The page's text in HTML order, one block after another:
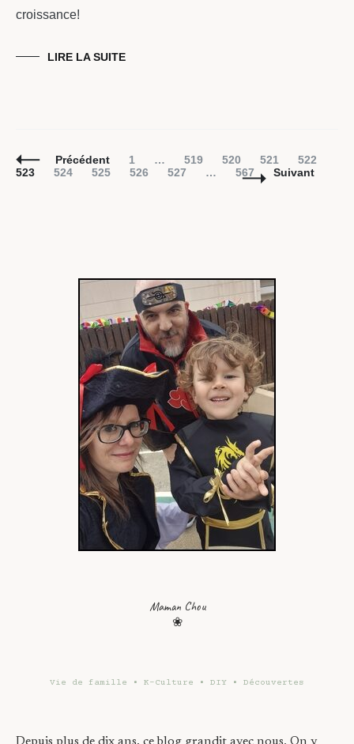
croissance!
LIRE LA SUITE
Navigation
des
Précédent Page
1 … Page
519 Page
520 Page
521 Page
522
523
Page
524 Page
525 Page
526 Page
527 … Page
567 Suivant
Maman Chou
❀
Vie de famille • K-Culture • DIY • Découvertes